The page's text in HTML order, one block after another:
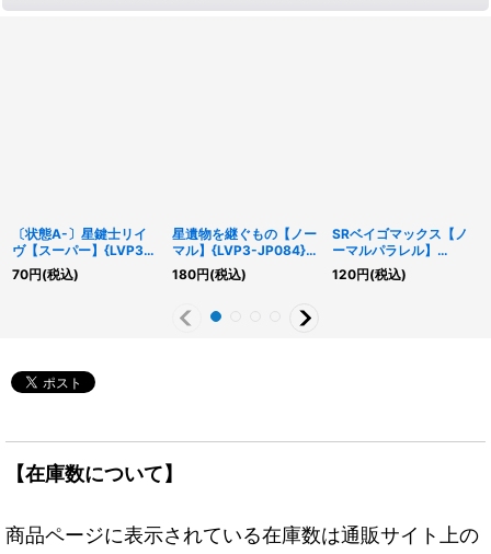
〔状態A-〕星鍵士リイ
ヴ【スーパー】{LVP3-
JP081}《リンク》
70円(税込)
星遺物を継ぐもの【ノー
マル】{LVP3-JP084}
《魔法》
180円(税込)
SRベイゴマックス【ノ
ーマルパラレル】
{HC01-JP041}《モンス
ター》
120円(税込)
【在庫数について】
商品ページに表示されている在庫数は通販サイト上の